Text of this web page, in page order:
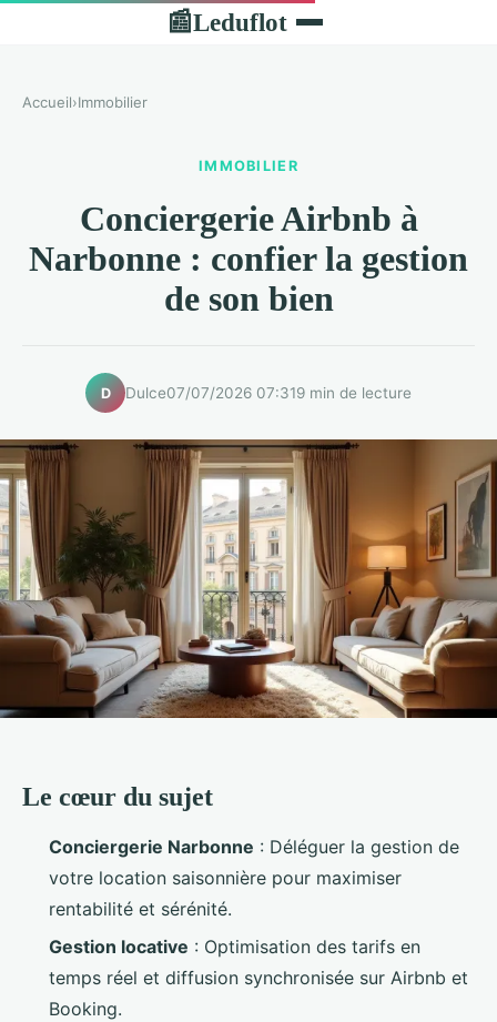
📰Leduflot
Accueil›Immobilier
IMMOBILIER
Conciergerie Airbnb à
Narbonne : confier la gestion
de son bien
D Dulce07/07/2026 07:319 min de lecture
Le cœur du sujet
Conciergerie Narbonne : Déléguer la gestion de
votre location saisonnière pour maximiser
rentabilité et sérénité.
Gestion locative : Optimisation des tarifs en
temps réel et diffusion synchronisée sur Airbnb et
Booking.